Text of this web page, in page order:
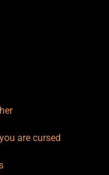
are cursed